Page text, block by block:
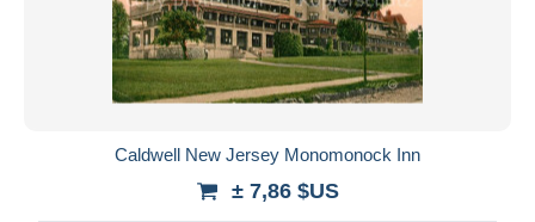
Caldwell New Jersey Monomonock Inn
± 7,86 $US